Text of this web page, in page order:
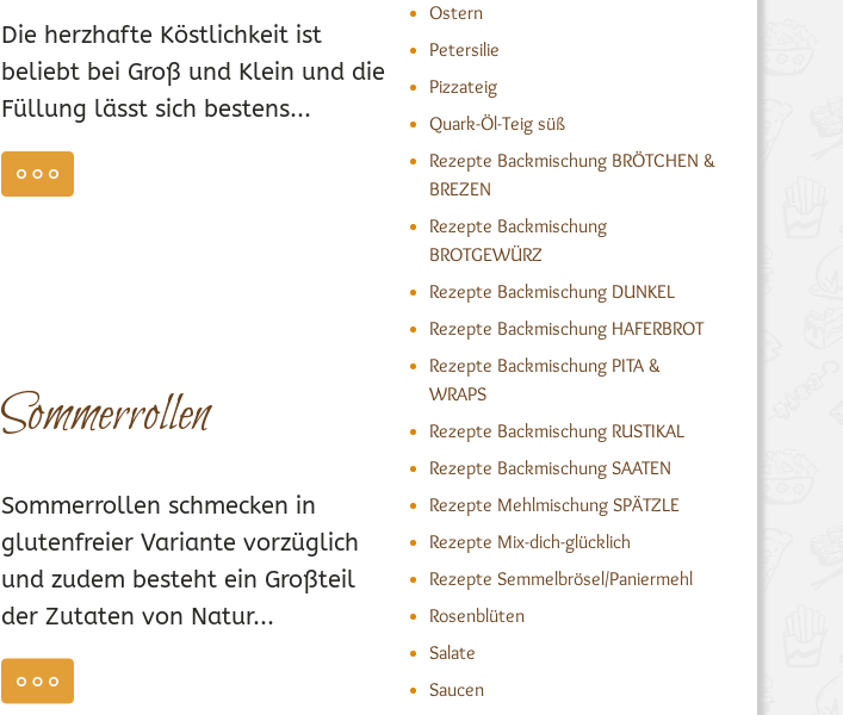
Die herzhafte Köstlichkeit ist
beliebt bei Groß und Klein und die
Füllung lässt sich bestens...
Sommerrollen
Sommerrollen schmecken in
glutenfreier Variante vorzüglich
und zudem besteht ein Großteil
der Zutaten von Natur...
Ostern
Petersilie
Pizzateig
Quark-Öl-Teig süß
Rezepte Backmischung BRÖTCHEN &
BREZEN
Rezepte Backmischung
BROTGEWÜRZ
Rezepte Backmischung DUNKEL
Rezepte Backmischung HAFERBROT
Rezepte Backmischung PITA &
WRAPS
Rezepte Backmischung RUSTIKAL
Rezepte Backmischung SAATEN
Rezepte Mehlmischung SPÄTZLE
Rezepte Mix-dich-glücklich
Rezepte Semmelbrösel/Paniermehl
Rosenblüten
Salate
Saucen